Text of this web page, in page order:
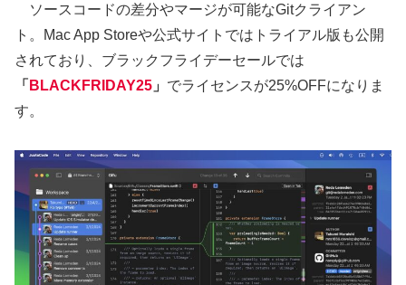
ソースコードの差分やマージが可能なGitクライアン
ト。Mac App Storeや公式サイトではトライアル版も公開
されており、ブラックフライデーセールでは
「 BLACKFRIDAY25 」 でライセンスが25%OFFになりま
す。